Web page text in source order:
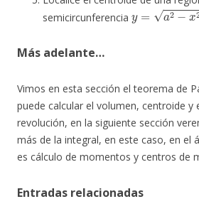
semicircunferencia
y =a 2−x2
Más adelante…
Vimos en esta sección el teorema de
puede calcular el volumen, centroide y
revolución, en la siguiente sección
más de la integral, en este caso, en el
es cálculo de momentos y centros de
Entradas relacionadas